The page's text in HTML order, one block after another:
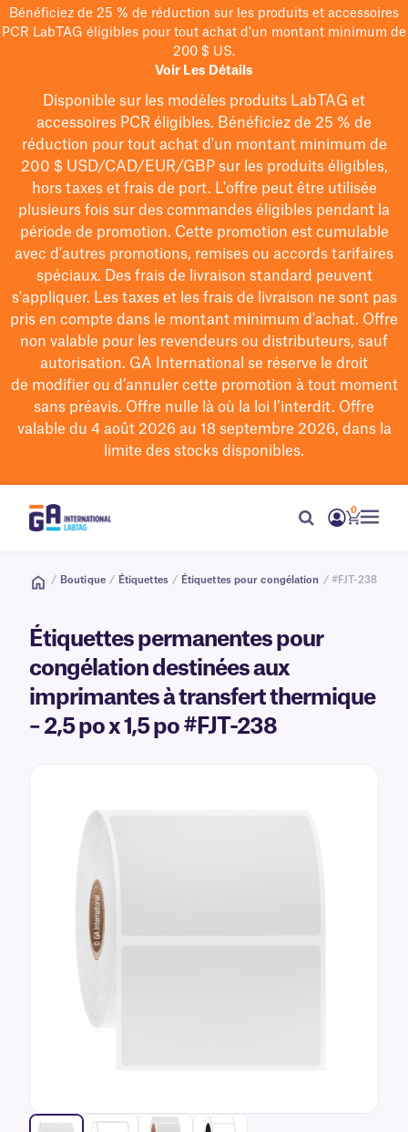
Bénéficiez de 25 % de réduction sur les produits et accessoires
PCR LabTAG éligibles pour tout achat d'un montant minimum de
200 $ US.
Voir Les Détails
Disponible sur les modèles produits LabTAG et
accessoires PCR éligibles. Bénéficiez de 25 % de
réduction pour tout achat d'un montant minimum de
200 $USD/CAD/EUR/GBPsur les produits éligibles,
hors taxes et frais de port. L'offre peut être utilisée
plusieurs fois sur des commandes éligibles pendant la
période de promotion. Cette promotion est cumulable
avec d'autres promotions, remises ou accords tarifaires
spéciaux. Des frais de livraison standard peuvent
s'appliquer. Les taxes et les frais de livraison ne sont pas
pris en compte dans le montant minimum d'achat. Offre
non valable pour les revendeurs ou distributeurs, sauf
autorisation. GA International se réserve le droit
de modifierou d’annuler cette promotion à tout moment
sans préavis. Offre nulle là où la loi l’interdit. Offre
valable du 4 août 2026 au 18 septembre 2026, dans la
limite des stocks disponibles.
0
/ Boutique / Étiquettes / Étiquettes pour congélation / #FJT-238
Étiquettes permanentes pour
congélation destinées aux
imprimantes à transfert thermique
– 2,5 po x 1,5 po #FJT-238